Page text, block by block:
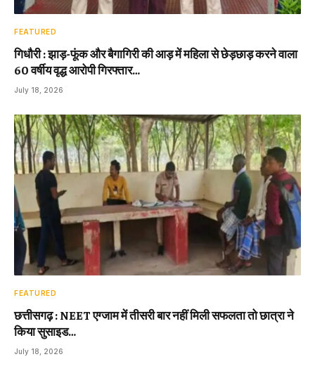
FEATURED
गिधौरी : झाड़-फूंक और बैगागिरी की आड़ में महिला से छेड़छाड़ करने वाला
60 वर्षीय वृद्ध आरोपी गिरफ्तार…
July 18, 2026
FEATURED
छत्तीसगढ़ : NEET एग्जाम में तीसरी बार नहीं मिली सफलता तो छात्रा ने
किया सुसाइड…
July 18, 2026